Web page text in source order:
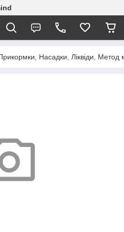
Насадки, Ліквіди, Метод